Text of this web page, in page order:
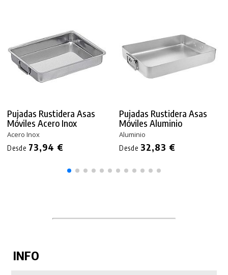
Pujadas Rustidera Asas
Móviles Acero Inox
Acero Inox
Desde 73,94 €
Pujadas Rustidera Asas
Móviles Aluminio
Aluminio
Desde 32,83 €
INFO